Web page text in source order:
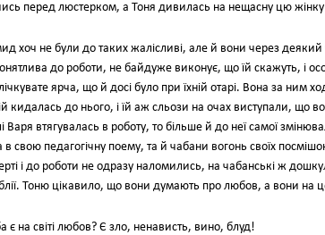
перед люстерком, а Тоня дивилась на нещасну цю жінку
хоч не були до таких жалісливі, але й вони через
до роботи, не байдуже виконує, що їй скажуть, і
ярча, що й досі було при їхній отарі. Вона за ним
кидалась до нього, і їй аж сльози на очах виступали, що
Варя втягувалась в роботу, то більше й до неї самої
в свою педагогічну поему, та й чабани вогонь своїх
і до роботи не одразу наломились, на чабанські ж
Тоню цікавило, що вони думають про любов, а вони
є на світі любов? Є зло, ненависть, вино, блуд!